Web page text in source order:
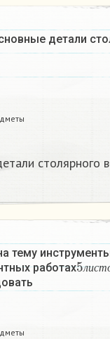
детали
столярного
тему
работах
л и с т
5лис